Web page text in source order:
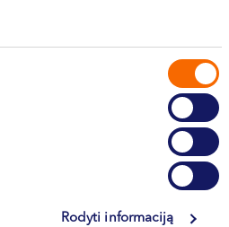
Rodyti informaciją
gydymo specialistas
Apie gydytoją